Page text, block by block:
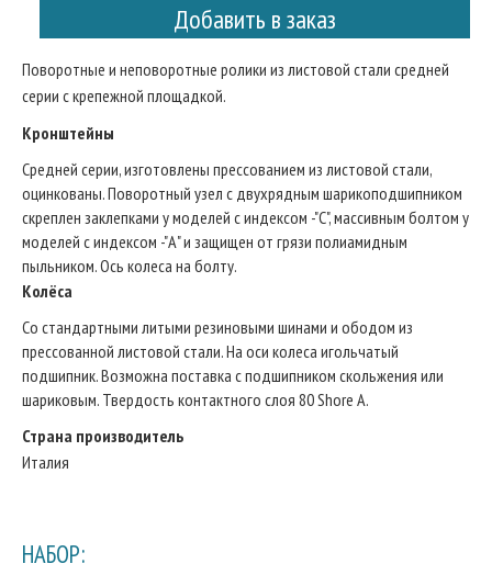
Добавить в заказ
Поворотные и неповоротные ролики из листовой стали средней
серии с крепежной площадкой.
Кронштейны
Средней серии, изготовлены прессованием из листовой стали,
оцинкованы. Поворотный узел с двухрядным шарикоподшипником
скреплен заклепками у моделей с индексом -"С", массивным болтом у
моделей с индексом -"А" и защищен от грязи полиамидным
пыльником. Ось колеса на болту.
Колёса
Со стандартными литыми резиновыми шинами и ободом из
прессованной листовой стали. На оси колеса игольчатый
подшипник. Возможна поставка с подшипником скольжения или
шариковым. Твердость контактного слоя 80 Shore A.
Страна производитель
Италия
НАБОР: